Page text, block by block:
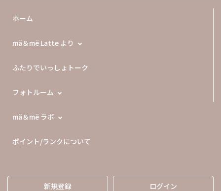
ホーム
mä＆më Latte より
ふたりでいっしょトーク
フォトルーム
mä＆më ラボ
ポイント/ランクについて
新規登録 ログイン